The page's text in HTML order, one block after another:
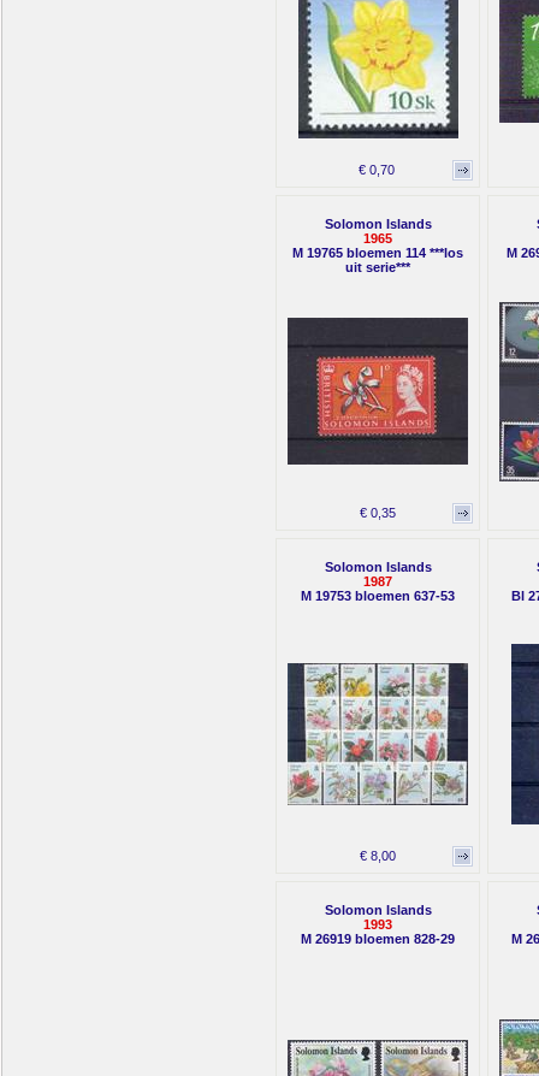
€ 0,70
Solomon Islands
1965
M 19765 bloemen 114 ***los
uit serie***
€ 0,35
M
Solomon Islands
1987
M 19753 bloemen 637-53
€ 8,00
Bl
Solomon Islands
1993
M 26919 bloemen 828-29
M